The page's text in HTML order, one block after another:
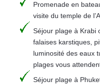
Promenade en
visite du temple de
Séjour plage à Krabi
falaises karstiques,
luminosité des eaux
plages vous
Séjour plage à